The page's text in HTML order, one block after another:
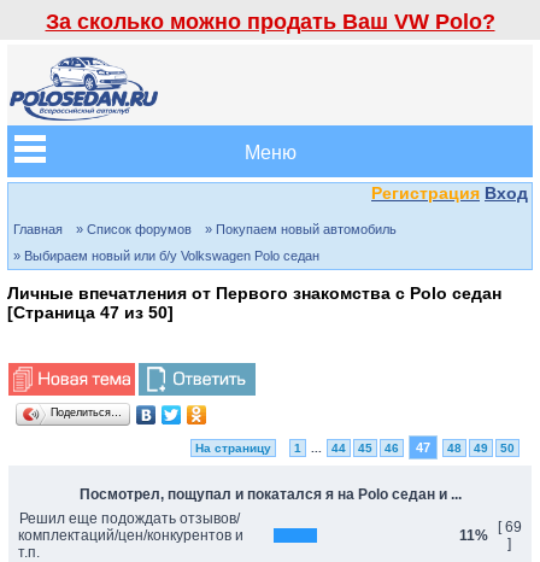
За сколько можно продать Ваш VW Polo?
Меню
Регистрация Вход
Главная » Список форумов
» Покупаем новый автомобиль
» Выбираем новый или б/у Volkswagen Polo седан
Личные впечатления от Первого знакомства с Polo седан
[Страница 47 из 50]
Поделиться…
На страницу 1 44 45 46 47 48 49 50
Посмотрел, пощупал и покатался я на Polo седан и ...
Решил еще подождать отзывов/
комплектаций/цен/конкурентов и
т.п.
11%
[ 69
]